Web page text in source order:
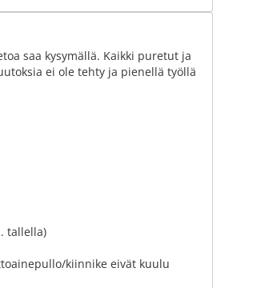
saa kysymällä. Kaikki puretut ja
ei ole tehty ja pienellä työllä
tallella)
kiinnike eivät kuulu